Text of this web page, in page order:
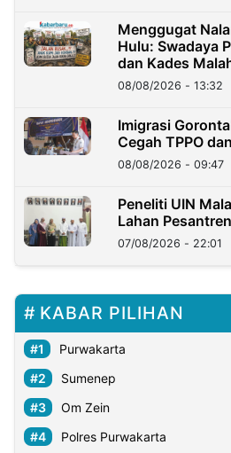
Menggugat
Hulu: Swadaya
dan Kades
08/08/2026 - 13:32
Imigrasi
Cegah TPPO
08/08/2026 - 09:47
Peneliti UIN
Lahan
07/08/2026 - 22:01
KABAR PILIHAN
Purwakarta
Sumenep
Om Zein
Polres Purwakarta